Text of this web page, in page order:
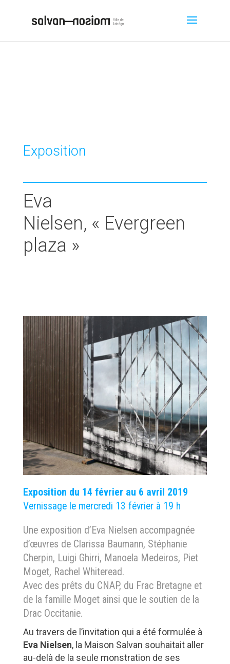
Exposition
Eva
Nielsen, « Evergreen
plaza »
Exposition du 14 février au 6 avril 2019
Vernissage le mercredi 13 février à 19 h
Une exposition d’Eva Nielsen accompagnée
d’œuvres de Clarissa Baumann, Stéphanie
Cherpin, Luigi Ghirri, Manoela Medeiros, Piet
Moget, Rachel Whiteread.
Avec des prêts du CNAP, du Frac Bretagne et
de la famille Moget ainsi que le soutien de la
Drac Occitanie.
Au travers de l’invitation qui a été formulée à
Eva Nielsen, la Maison Salvan souhaitait aller
au-delà de la seule monstration de ses